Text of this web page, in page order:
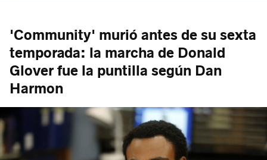
'Community' murió antes de su sexta
temporada: la marcha de Donald
Glover fue la puntilla según Dan
Harmon